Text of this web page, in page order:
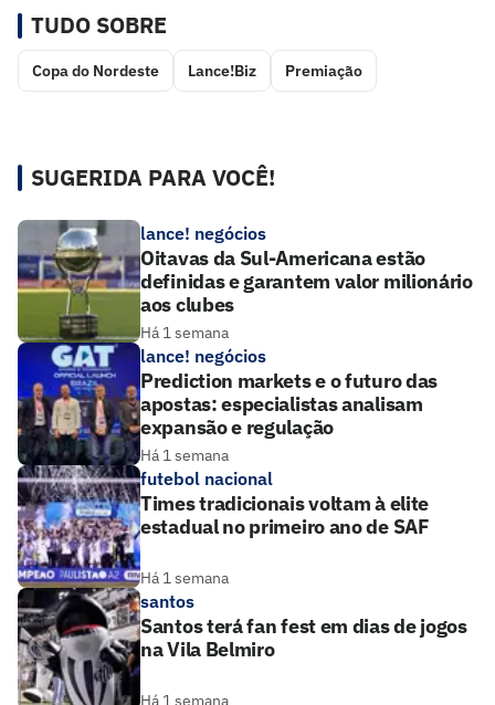
TUDO SOBRE
Copa do Nordeste Lance!Biz Premiação
SUGERIDA PARA VOCÊ!
lance! negócios
Oitavas da Sul-Americana estão
definidas e garantem valor milionário
aos clubes
Há 1 semana
lance! negócios
Prediction markets e o futuro das
apostas: especialistas analisam
expansão e regulação
Há 1 semana
futebol nacional
Times tradicionais voltam à elite
estadual no primeiro ano de SAF
Há 1 semana
santos
Santos terá fan fest em dias de jogos
na Vila Belmiro
Há 1 semana